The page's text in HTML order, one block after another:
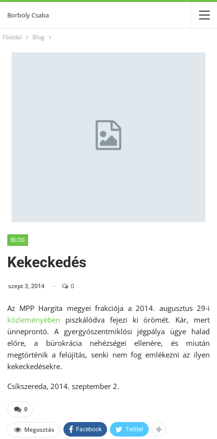
Borboly Csaba
Főoldal Blog
BLOG
Kekeckedés
szept 3, 2014 0
Az MPP Hargita megyei frakciója a 2014. augusztus 29-i
közleményében piszkálódva fejezi ki örömét. Kár, mert
ünneprontó. A gyergyószentmiklósi jégpálya ügye halad
előre, a bürokrácia nehézségei ellenére, és miután
megtörténik a felújítás, senki nem fog emlékezni az ilyen
kekeckedésekre.
Csíkszereda, 2014. szeptember 2.
0
Megosztás Facebook Twitter